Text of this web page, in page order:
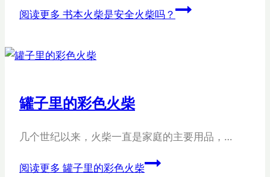
阅读更多 书本火柴是安全火柴吗？
罐子里的彩色火柴
几个世纪以来，火柴一直是家庭的主要用品，…
阅读更多 罐子里的彩色火柴